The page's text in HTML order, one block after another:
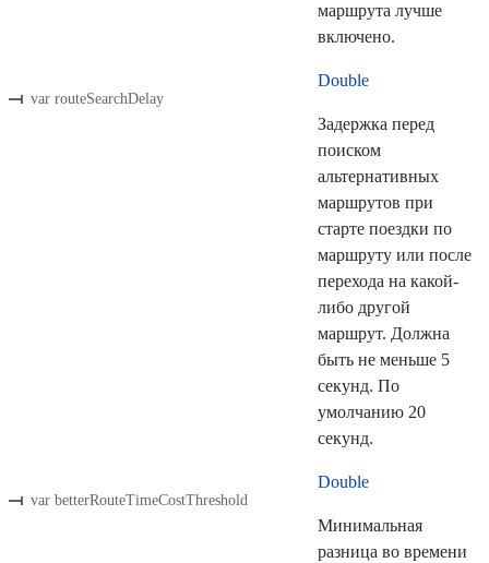
маршрута лучше
включено.
var routeSearchDelay
Double
Задержка перед
поиском
альтернативных
маршрутов при
старте поездки по
маршруту или после
перехода на какой-
либо другой
маршрут. Должна
быть не меньше 5
секунд. По
умолчанию 20
секунд.
var betterRouteTimeCostThreshold
Double
Минимальная
разница во времени